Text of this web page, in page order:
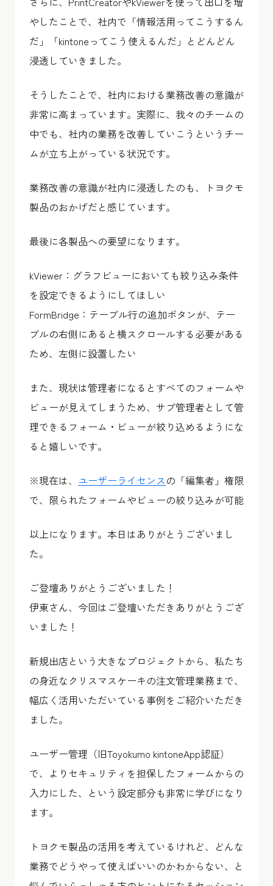
やしたことで、社内で「情報活用ってこうするん
だ」「kintoneってこう使えるんだ」とどんどん
浸透していきました。
そうしたことで、社内における業務改善の意識が
非常に高まっています。実際に、我々のチームの
中でも、社内の業務を改善していこうというチー
ムが立ち上がっている状況です。
業務改善の意識が社内に浸透したのも、トヨクモ
製品のおかげだと感じています。
最後に各製品への要望になります。
kViewer：グラフビューにおいても絞り込み条件
を設定できるようにしてほしい
FormBridge：テーブル行の追加ボタンが、テー
ブルの右側にあると横スクロールする必要がある
ため、左側に設置したい
また、現状は管理者になるとすべてのフォームや
ビューが見えてしまうため、サブ管理者として管
理できるフォーム・ビューが絞り込めるようにな
ると嬉しいです。
※現在は、 ユーザーライセンスの「編集者」権限
で、限られたフォームやビューの絞り込みが可能
以上になります。本日はありがとうございまし
た。
ご登壇ありがとうございました！
伊東さん、今回はご登壇いただきありがとうござ
いました！
新規出店という大きなプロジェクトから、私たち
の身近なクリスマスケーキの注文管理業務まで、
幅広く活用いただいている事例をご紹介いただき
ました。
ユーザー管理（旧Toyokumo kintoneApp認証）
で、よりセキュリティを担保したフォームからの
入力にした、という設定部分も非常に学びになり
ます。
トヨクモ製品の活用を考えているけれど、どんな
業務でどうやって使えばいいのかわからない、と